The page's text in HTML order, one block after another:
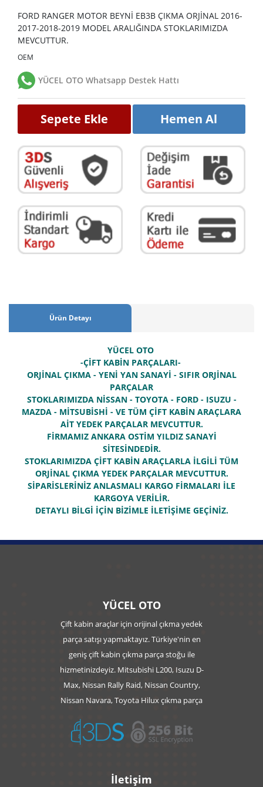
FORD RANGER MOTOR BEYNİ EB3B ÇIKMA ORJİNAL 2016-
2017-2018-2019 MODEL ARALIĞINDA STOKLARIMIZDA
MEVCUTTUR.
OEM
YÜCEL OTO Whatsapp Destek Hattı
Sepete Ekle Hemen Al
Ürün Detayı
YÜCEL OTO
-ÇİFT KABİN PARÇALARI-
ORJİNAL ÇIKMA - YENİ YAN SANAYİ - SIFIR ORJİNAL
PARÇALAR
STOKLARIMIZDA NİSSAN - TOYOTA - FORD - ISUZU -
MAZDA - MİTSUBİSHİ - VE TÜM ÇİFT KABİN ARAÇLARA
AİT YEDEK PARÇALAR MEVCUTTUR.
FİRMAMIZ ANKARA OSTİM YILDIZ SANAYİ
SİTESİNDEDİR.
STOKLARIMIZDA ÇİFT KABİN ARAÇLARLA İLGİLİ TÜM
ORJİNAL ÇIKMA YEDEK PARÇALAR MEVCUTTUR.
SİPARİSLERİNİZ ANLASMALI KARGO FİRMALARI İLE
KARGOYA VERİLİR.
DETAYLI BİLGİ İÇİN BİZİMLE İLETİŞİME GEÇİNİZ.
YÜCEL OTO
Çift kabin araçlar için orijinal çıkma yedek
parça satışı yapmaktayız. Türkiye'nin en
geniş çift kabin çıkma parça stoğu ile
hizmetinizdeyiz. Mitsubishi L200, Isuzu D-
Max, Nissan Rally Raid, Nissan Country,
Nissan Navara, Toyota Hilux çıkma parça
İletişim